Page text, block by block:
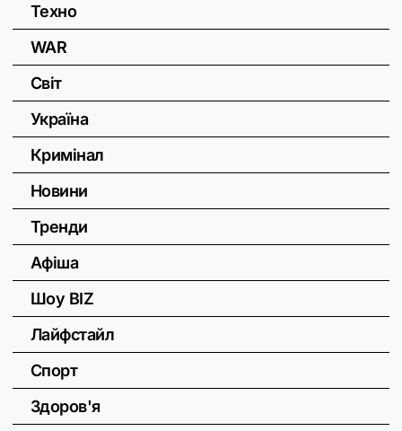
Техно
WAR
Світ
Україна
Кримінал
Новини
Тренди
Афіша
Шоу BIZ
Лайфстайл
Спорт
Здоров'я